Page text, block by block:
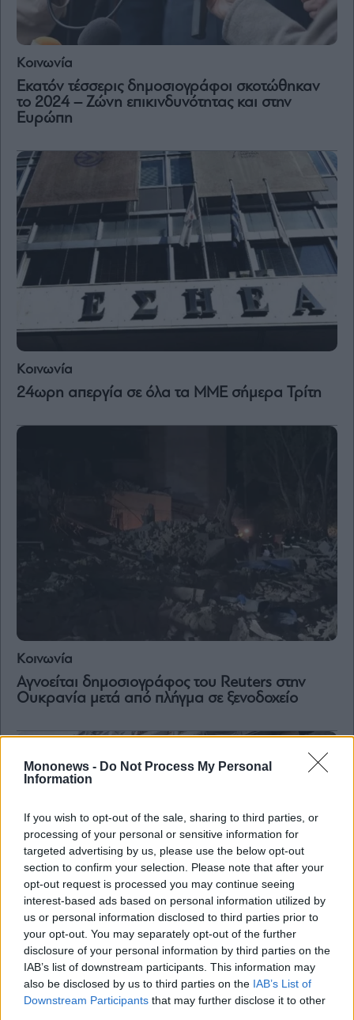
Mononews - Do Not Process My Personal
Information
If you wish to opt-out of the sale, sharing to third parties, or
processing of your personal or sensitive information for
targeted advertising by us, please use the below opt-out
section to confirm your selection. Please note that after your
opt-out request is processed you may continue seeing
interest-based ads based on personal information utilized by
us or personal information disclosed to third parties prior to
your opt-out. You may separately opt-out of the further
disclosure of your personal information by third parties on the
IAB’s list of downstream participants. This information may
also be disclosed by us to third parties on the IAB’s List of
Downstream Participants that may further disclose it to other
Κοινωνία
Εκατόν τέσσερις δημοσιογράφοι σκοτώθηκαν
το 2024 – Ζώνη επικινδυνότητας και στην
Ευρώπη
Κοινωνία
24ωρη απεργία σε όλα τα ΜΜΕ σήμερα Τρίτη
Κοινωνία
Aγνοείται δημοσιογράφος του Reuters στην
Ουκρανία μετά από πλήγμα σε ξενοδοχείο
Διεθνής πολιτική
Ουκρανία: Δύο δημοσιογράφοι
τραυματίστηκαν κι ένας αγνοείται από ρωσικό
πλήγμα σε ξενοδοχείο